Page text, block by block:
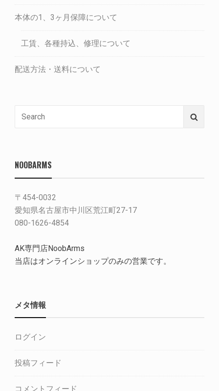
本体の1、3ヶ月保障について
工賃、各種持込、修理について
配送方法・送料について
NOOBARMS
〒454-0032
愛知県名古屋市中川区荒江町27-17
080-1626-4854
AK専門店NoobArms
当店はオンラインショップのみの営業です。
メタ情報
ログイン
投稿フィード
コメントフィード